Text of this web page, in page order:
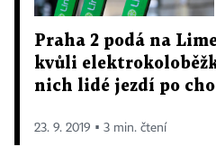
Praha 2 podá na
kvůli
nich lidé jezdí po
23. 9. 2019 ▪ 3 min. čtení